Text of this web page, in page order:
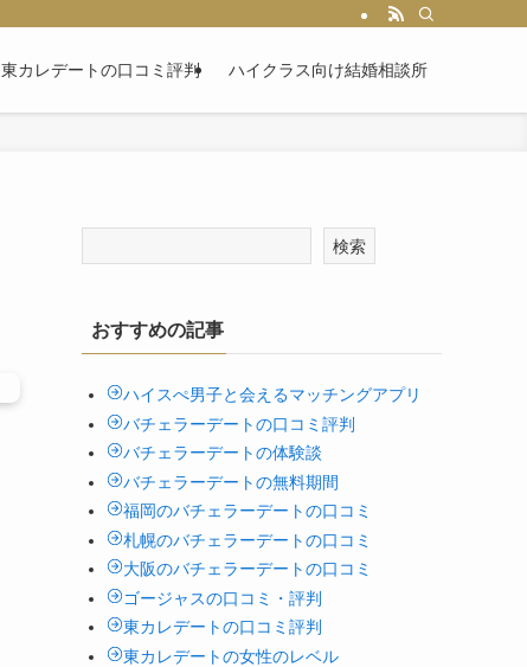
東カレデートの口コミ評判 ハイクラス向け結婚相談所
検索
おすすめの記事
ハイスぺ男子と会えるマッチングアプリ
バチェラーデートの口コミ評判
バチェラーデートの体験談
バチェラーデートの無料期間
福岡のバチェラーデートの口コミ
札幌のバチェラーデートの口コミ
大阪のバチェラーデートの口コミ
ゴージャスの口コミ・評判
東カレデートの口コミ評判
東カレデートの女性のレベル